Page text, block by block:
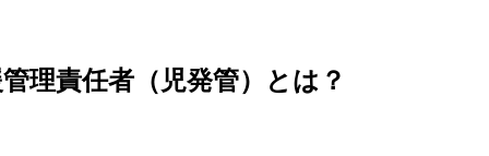
理責任者（児発管）とは？